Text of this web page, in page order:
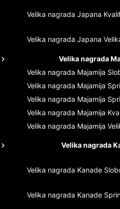
Velika nagrada Japana
Velika nagrada Japana
Velika nagrada
Velika nagrada Majamija
Velika nagrada Majamija
Velika nagrada Majamija
Velika nagrada Majamija
Velika nagrada Majamija
Velika nagrada
Velika nagrada Kanade
Velika nagrada Kanade